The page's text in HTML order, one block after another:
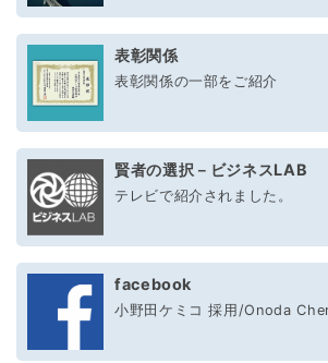
表彰関係
表彰関係の一部をご紹介
賢者の選択－ビジネスLAB
テレビで紹介されました。
facebook
小野田ケミコ 採用/Onoda